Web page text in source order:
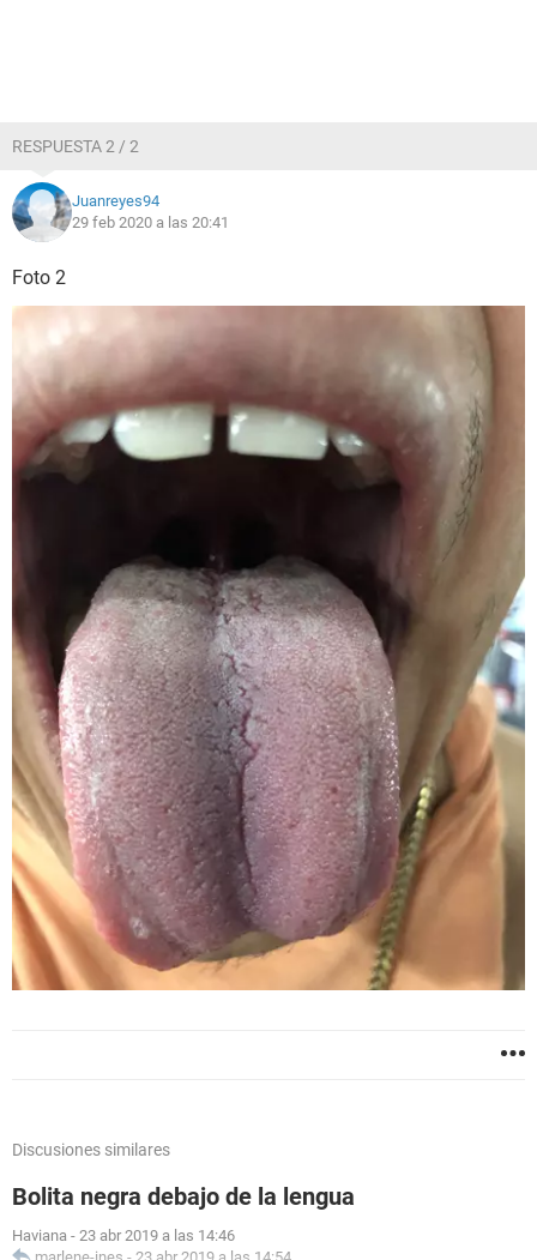
RESPUESTA 2 / 2
Juanreyes94
29 feb 2020 a las 20:41
Foto 2
Discusiones similares
Bolita negra debajo de la lengua
Haviana - 23 abr 2019 a las 14:46